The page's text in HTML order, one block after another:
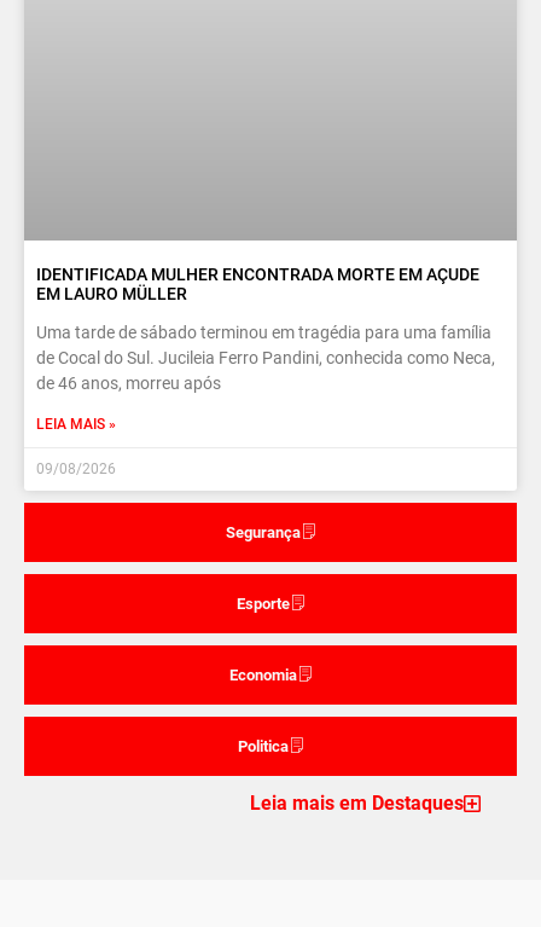
Segurança
Esporte
Economia
Politica
IDENTIFICADA MULHER ENCONTRADA MORTE EM AÇUDE
EM LAURO MÜLLER
Uma tarde de sábado terminou em tragédia para uma família
de Cocal do Sul. Jucileia Ferro Pandini, conhecida como Neca,
de 46 anos, morreu após
LEIA MAIS »
09/08/2026
Leia mais em Destaques